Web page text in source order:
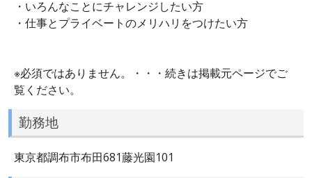
・いろんなことにチャレンジしたい方
・仕事とプライベートのメリハリをつけたい方
※必須ではありません。・・・続きは掲載元ページでご
覧ください。
勤務地
東京都調布市布田681藤光園101